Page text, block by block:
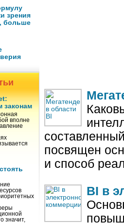
зрения
больше
законам
вполне
значит,
посвящен
и способ
BI в